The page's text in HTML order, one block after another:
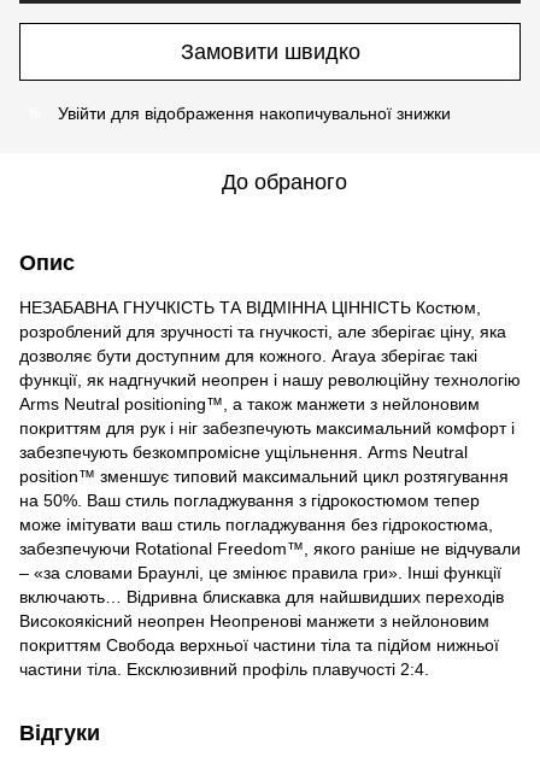
Замовити швидко
Увійти для відображення накопичувальної знижки
До обраного
Опис
НЕЗАБАВНА ГНУЧКІСТЬ ТА ВІДМІННА ЦІННІСТЬ Костюм,
розроблений для зручності та гнучкості, але зберігає ціну, яка
дозволяє бути доступним для кожного. Araya зберігає такі
функції, як надгнучкий неопрен і нашу революційну технологію
Arms Neutral positioning™, а також манжети з нейлоновим
покриттям для рук і ніг забезпечують максимальний комфорт і
забезпечують безкомпромісне ущільнення. Arms Neutral
position™ зменшує типовий максимальний цикл розтягування
на 50%. Ваш стиль погладжування з гідрокостюмом тепер
може імітувати ваш стиль погладжування без гідрокостюма,
забезпечуючи Rotational Freedom™, якого раніше не відчували
– «за словами Браунлі, це змінює правила гри». Інші функції
включають… Відривна блискавка для найшвидших переходів
Високоякісний неопрен Неопренові манжети з нейлоновим
покриттям Свобода верхньої частини тіла та підйом нижньої
частини тіла. Ексклюзивний профіль плавучості 2:4.
Відгуки